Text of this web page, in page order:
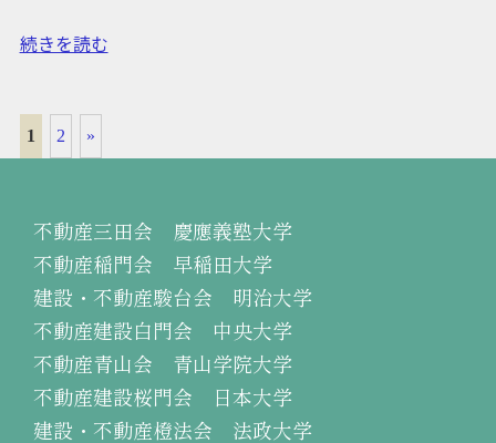
続きを読む
1 2 »
不動産三田会 慶應義塾大学
不動産稲門会 早稲田大学
建設・不動産駿台会 明治大学
不動産建設白門会 中央大学
不動産青山会 青山学院大学
不動産建設桜門会 日本大学
建設・不動産橙法会 法政大学